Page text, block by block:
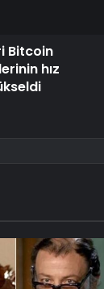
Bitcoin
hız